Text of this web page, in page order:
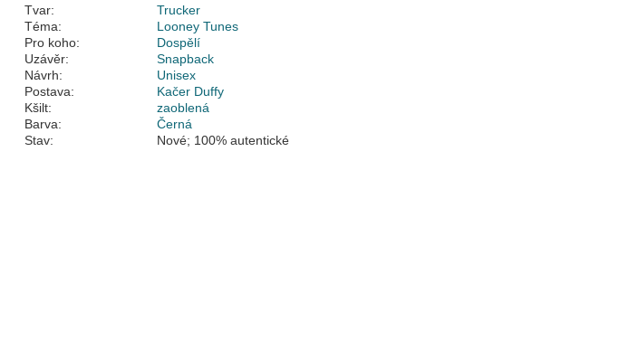
Tvar:
Trucker
Téma:
Looney Tunes
Pro koho:
Dospělí
Uzávěr:
Snapback
Návrh:
Unisex
Postava:
Kačer Duffy
Kšilt:
zaoblená
Barva:
Černá
Stav:
Nové; 100% autentické